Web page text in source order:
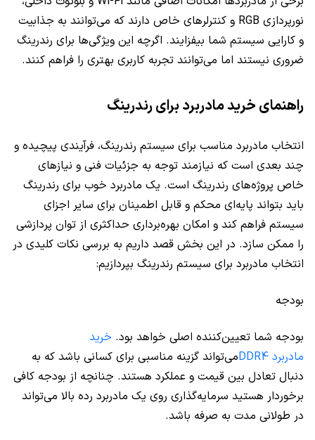
نورپردازی RGB و کنترلرهای خاص دارند که می‌توانند به جذابیت
و کارایی سیستم شما بیفزایند. اگرچه این ویژگی‌ها برای رندرینگ
ضروری نیستند اما می‌توانند تجربه کاربری بهتری را فراهم کنند.
راهنمای خرید مادربرد برای رندرینگ
انتخاب مادربرد مناسب برای سیستم رندرینگ، فرآیندی پیچیده و
چند بعدی است که نیازمند توجه به جزئیات فنی و نیازهای
خاص پروژه‌های رندرینگ است. یک مادربرد خوب برای رندرینگ
باید بتواند پایه‌ای محکم و قابل اطمینان برای سایر اجزای
سیستم فراهم کند و امکان بهره‌برداری حداکثری از توان پردازشی
را ممکن سازد. در این بخش قصد داریم به بررسی نکات کلیدی در
انتخاب مادربرد برای سیستم رندرینگ بپردازیم:
بودجه
بودجه شما تعیین‌کننده اصلی خواهد بود. خرید
مادربرد DDR4
می‌تواند گزینه مناسبی برای کسانی باشد که به
دنبال تعادل بین قیمت و عملکرد هستند. چنانچه از بودجه کافی
برخوردار هستید سرمایه‌گذاری روی یک مادربرد رده بالا می‌تواند
در طولانی مدت به صرفه باشد.